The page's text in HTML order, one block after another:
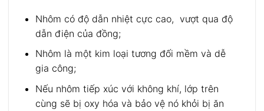
Nhôm có độ dẫn nhiệt cực cao, vượt qua độ
dẫn điện của đồng;
Nhôm là một kim loại tương đối mềm và dễ
gia công;
Nếu nhôm tiếp xúc với không khí, lớp trên
cùng sẽ bị oxy hóa và bảo vệ nó khỏi bị ăn